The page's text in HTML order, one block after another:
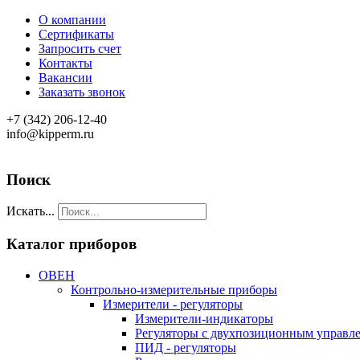
О компании
Сертификаты
Запросить счет
Контакты
Вакансии
Заказать звонок
+7 (342) 206-12-40
info@kipperm.ru
Поиск
Искать...
Каталог приборов
ОВЕН
Контрольно-измерительные приборы
Измерители - регуляторы
Измерители-индикаторы
Регуляторы с двухпозиционным
ПИД - регуляторы